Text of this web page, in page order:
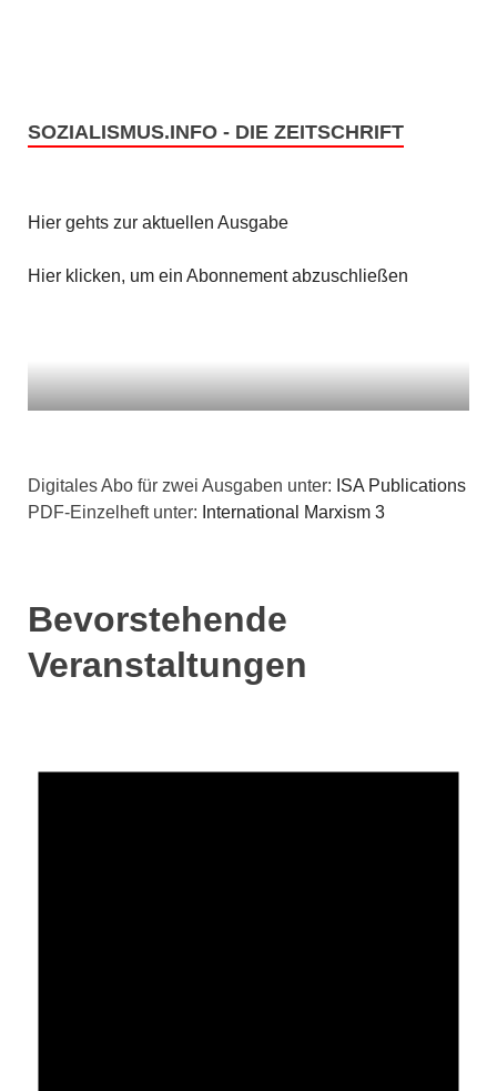
SOZIALISMUS.INFO - DIE ZEITSCHRIFT
Hier gehts zur aktuellen Ausgabe
Hier klicken, um ein Abonnement abzuschließen
Digitales Abo für zwei Ausgaben unter: ISA Publications
PDF-Einzelheft unter: International Marxism 3
Bevorstehende
Veranstaltungen